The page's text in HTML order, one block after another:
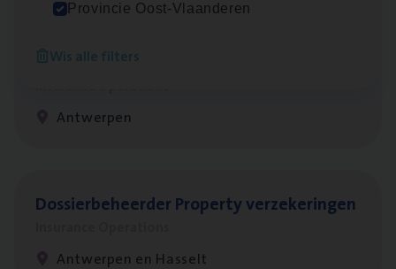
Provincie Oost-Vlaanderen
Wis alle filters
Client Exe­cu­ti­ve Marine
Antwerpen
Dos­sier­be­heer­der Pro­per­ty verzekeringen
Antwerpen en Hasselt